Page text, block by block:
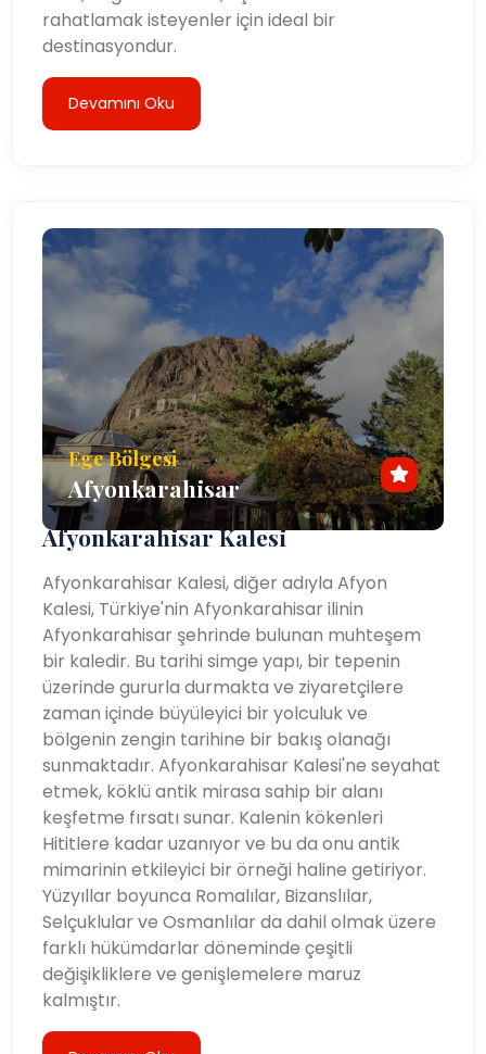
rahatlamak isteyenler için ideal bir
destinasyondur.
Devamını Oku
Ege Bölgesi
Afyonkarahisar
Afyonkarahisar Kalesi
Afyonkarahisar Kalesi, diğer adıyla Afyon
Kalesi, Türkiye'nin Afyonkarahisar ilinin
Afyonkarahisar şehrinde bulunan muhteşem
bir kaledir. Bu tarihi simge yapı, bir tepenin
üzerinde gururla durmakta ve ziyaretçilere
zaman içinde büyüleyici bir yolculuk ve
bölgenin zengin tarihine bir bakış olanağı
sunmaktadır. Afyonkarahisar Kalesi'ne seyahat
etmek, köklü antik mirasa sahip bir alanı
keşfetme fırsatı sunar. Kalenin kökenleri
Hititlere kadar uzanıyor ve bu da onu antik
mimarinin etkileyici bir örneği haline getiriyor.
Yüzyıllar boyunca Romalılar, Bizanslılar,
Selçuklular ve Osmanlılar da dahil olmak üzere
farklı hükümdarlar döneminde çeşitli
değişikliklere ve genişlemelere maruz
kalmıştır.